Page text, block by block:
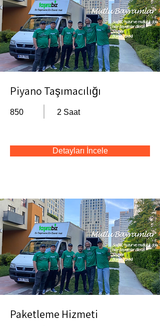
Piyano Taşımacılığı
850 2 Saat
Detayları İncele
Paketleme Hizmeti